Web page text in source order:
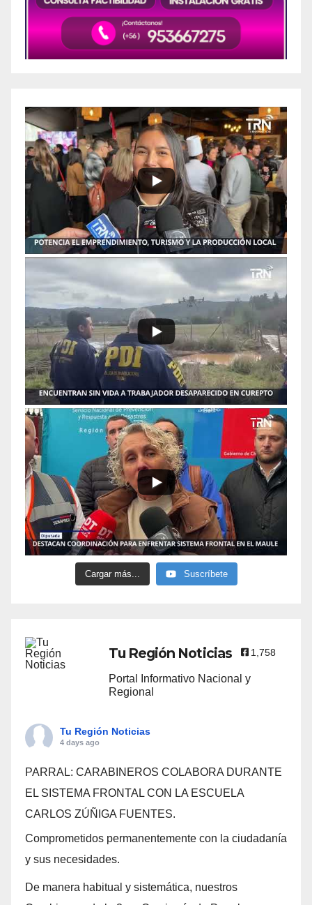
Cargar más... Suscríbete
Tu Región Noticias 1,758
Portal Informativo Nacional y
Regional
Tu Región Noticias
4 days ago
PARRAL: CARABINEROS COLABORA DURANTE
EL SISTEMA FRONTAL CON LA ESCUELA
CARLOS ZÚÑIGA FUENTES.
Comprometidos permanentemente con la ciudadanía
y sus necesidades.
De manera habitual y sistemática, nuestros